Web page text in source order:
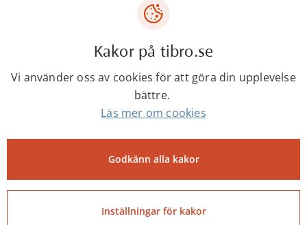
kompetenscenter@tibro.se
Järnvägsgatan 17 543 50 Tibro
Kakor på tibro.se
Vi använder oss av cookies för att göra din upplevelse
bättre.
Läs mer om cookies
Godkänn alla kakor
Inställningar för kakor